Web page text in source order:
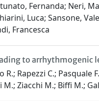
Fernanda; Neri,
Luca; Sansone,
Francesca
to arrhythmogenic
Rapezzi C.; Pasquale
Ziacchi M.; Biffi M.;